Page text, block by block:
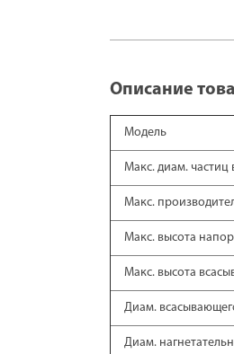
Описание
Модель
Макс. диам.
Макс.
Макс. высота
Макс. высота
Диам.
Диам.